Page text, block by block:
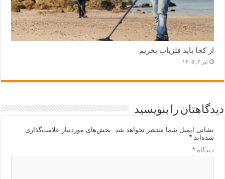
از کجا باید فلزیاب بخریم
تیر ۲, ۱۴۰۵
دیدگاهتان را بنویسید
نشانی ایمیل شما منتشر نخواهد شد. بخش‌های موردنیاز علامت‌گذاری
شده‌اند*
دیدگاه*